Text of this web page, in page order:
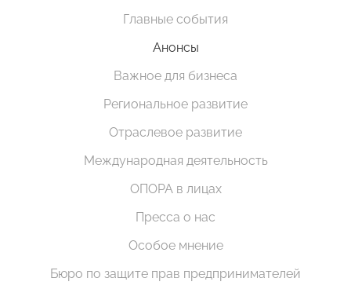
Главные события
Анонсы
Важное для бизнеса
Региональное развитие
Отраслевое развитие
Международная деятельность
ОПОРА в лицах
Пресса о нас
Особое мнение
Бюро по защите прав предпринимателей